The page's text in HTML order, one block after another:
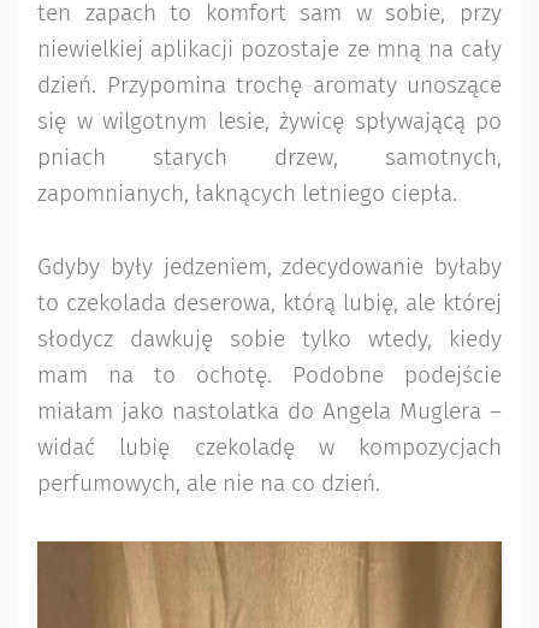
ten zapach to komfort sam w sobie, przy
niewielkiej aplikacji pozostaje ze mną na cały
dzień. Przypomina trochę aromaty unoszące
się w wilgotnym lesie, żywicę spływającą po
pniach starych drzew, samotnych,
zapomnianych, łaknących letniego ciepła.
Gdyby były jedzeniem, zdecydowanie byłaby
to czekolada deserowa, którą lubię, ale której
słodycz dawkuję sobie tylko wtedy, kiedy
mam na to ochotę. Podobne podejście
miałam jako nastolatka do Angela Muglera –
widać lubię czekoladę w kompozycjach
perfumowych, ale nie na co dzień.